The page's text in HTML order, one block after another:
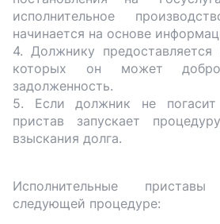
исполнительное
начинается на основе
4. Должнику
которых он может
задолженность.
5. Если должник не
пристав запускает
взыскания долга.
Исполнительные
следующей процедуре: